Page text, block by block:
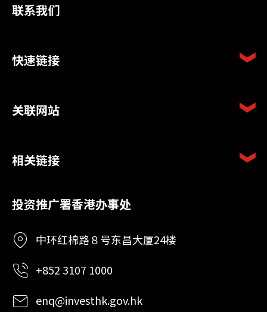
联系我们
快速链接
关联网站
相关链接
投资推广署香港办事处
中环红棉路８号东昌大厦24楼
+852 3107 1000
enq@investhk.gov.hk